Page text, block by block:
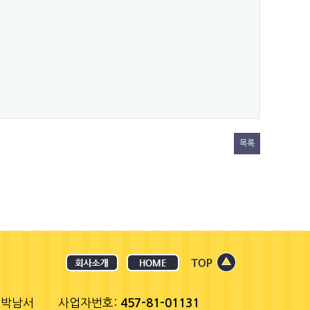
목록
남서 사업자번호: 457-81-01131